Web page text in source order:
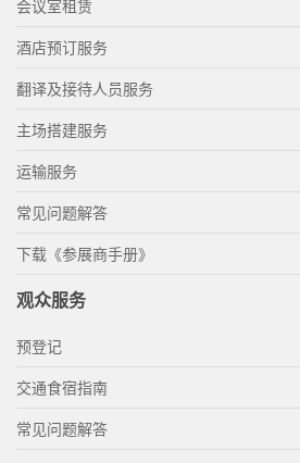
会议室租赁
酒店预订服务
翻译及接待人员服务
主场搭建服务
运输服务
常见问题解答
下载《参展商手册》
观众服务
预登记
交通食宿指南
常见问题解答